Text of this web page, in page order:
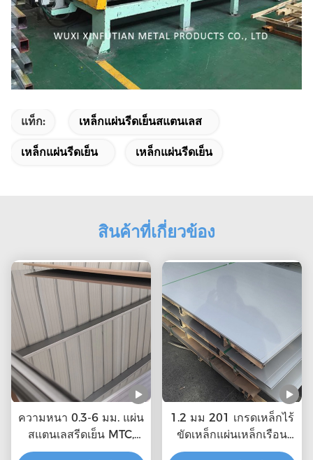
แท็ก: เหล็กแผ่นรีดเย็นสแตนเลส
เหล็กแผ่นรีดเย็น เหล็กแผ่นรีดเย็น
สินค้าที่เกี่ยวข้อง
ความหนา 0.3-6 มม. แผ่น
สแตนเลสรีดเย็น MTC,
ISO ได้รับการรับรอง
1.2 มม 201 เกรดเหล็กไร้
ขัดเหล็กแผ่นเหล็กเรือน
ร้อน